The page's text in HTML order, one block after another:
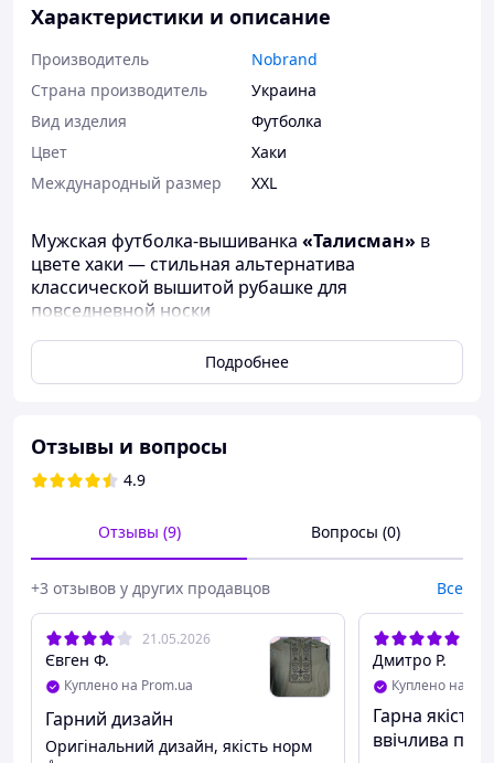
Характеристики и описание
Производитель
Nobrand
Страна производитель
Украина
Вид изделия
Футболка
Цвет
Хаки
Международный размер
XXL
Мужская футболка-вышиванка «Талисман» в
цвете хаки — стильная альтернатива
классической вышитой рубашке для
повседневной носки
Подробнее
Отзывы и вопросы
4.9
Отзывы (9) Вопросы (0)
+3 отзывов у других продавцов Все
21.05.2026
Євген Ф.
Куплено на Prom.ua
Гарний дизайн
Оригінальний дизайн, якість норм
Дмитро Р.
Куплено на
Гарна
ввічлива